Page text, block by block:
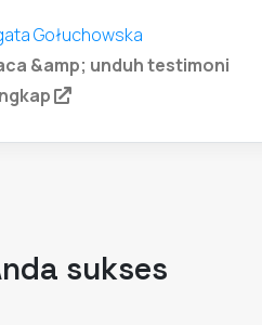
Gołuchowska
&amp; unduh testimoni
(opens in a new tab)
sukses